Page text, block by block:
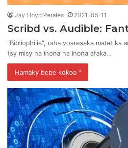
Jay Lloyd Perales 2021-05-11
Scribd vs. Audible:
“Bibliophilia”, raha voaresaka matetika
tsy misy na inona na inona afaka…
Hamaky bebe kokoa "